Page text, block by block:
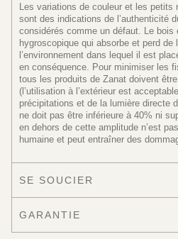
Les variations de couleur et les
sont des indications de l’authenticité
considérés comme un défaut. Le bois
hygroscopique qui absorbe et perd de
l’environnement dans lequel il est
en conséquence. Pour minimiser les
tous les produits de Zanat doivent
(l’utilisation à l’extérieur est
précipitations et de la lumière directe
ne doit pas être inférieure à 40% ni
en dehors de cette amplitude n’est
humaine et peut entraîner des
SE SOUCIER
GARANTIE